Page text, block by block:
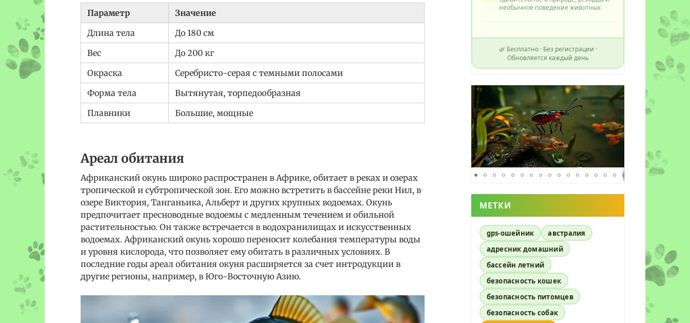
Параметр
Значение
Длина тела
До 180 см
Вес
До 200 кг
Окраска
Серебристо-серая с темными полосами
Форма тела
Вытянутая, торпедообразная
Плавники
Большие, мощные
Ареал обитания
Африканский окунь широко распространен в Африке, обитает в реках и озерах
тропической и субтропической зон. Его можно встретить в бассейне реки Нил, в
озере Виктория, Танганьика, Альберт и других крупных водоемах. Окунь
предпочитает пресноводные водоемы с медленным течением и обильной
растительностью. Он также встречается в водохранилищах и искусственных
водоемах. Африканский окунь хорошо переносит колебания температуры воды
и уровня кислорода, что позволяет ему обитать в различных условиях. В
последние годы ареал обитания окуня расширяется за счет интродукции в
другие регионы, например, в Юго-Восточную Азию.
необычное поведение животных
🌿 Бесплатно · Без регистрации ·
Обновляется каждый день
МЕТКИ
gps-ошейник
австралия
адресник домашний
бассейн летний
безопасность кошек
безопасность питомцев
безопасность собак